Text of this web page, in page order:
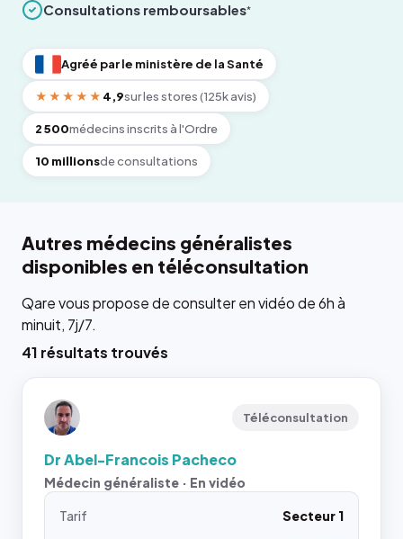
Consultations remboursables*
Agréé par le ministère de la Santé
★★★★★ 4,9sur les stores (125k avis)
2 500médecins inscrits à l'Ordre
10 millionsde consultations
Autres médecins généralistes
disponibles en téléconsultation
Qare vous propose de consulter en vidéo de 6h à
minuit, 7j/7.
41 résultats trouvés
Téléconsultation
Dr Abel-Francois Pacheco
Médecin généraliste · En vidéo
Tarif
Secteur 1